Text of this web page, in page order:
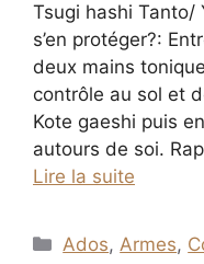
Tsugi hashi Tanto/
s’en protéger?:
deux mains
contrôle au sol et
Kote gaeshi puis
autours de soi.
Lire la suite
Catégories
Ados,Armes,